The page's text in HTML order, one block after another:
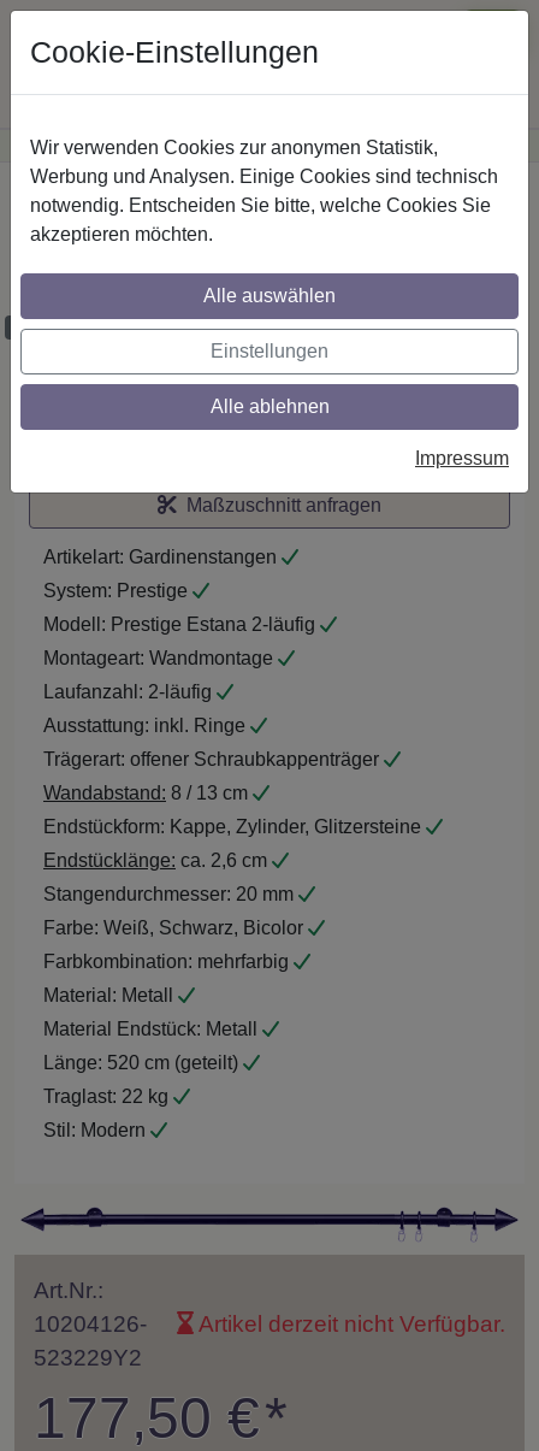
Günstige Versandkosteninnerhalb Österreichs· Sichere Zahlung
Startseite
Stilg. 20 mm 2-lfg. Prestige Estana 520
cm Weiß/Schwarz
Maßzuschnitt möglich
Maßzuschnitt anfragen
Artikelart: Gardinenstangen
System: Prestige
Modell: Prestige Estana 2-läufig
Montageart: Wandmontage
Laufanzahl: 2-läufig
Ausstattung: inkl. Ringe
Trägerart: offener Schraubkappenträger
Wandabstand: 8 / 13 cm
Endstückform: Kappe, Zylinder, Glitzersteine
Endstücklänge: ca. 2,6 cm
Stangendurchmesser: 20 mm
Farbe: Weiß, Schwarz, Bicolor
Farbkombination: mehrfarbig
Material: Metall
Material Endstück: Metall
Länge: 520 cm (geteilt)
Traglast: 22 kg
Stil: Modern
Art.Nr.:
10204126-
523229Y2
Artikel derzeit nicht Verfügbar.
177,50 €*
Cookie-Einstellungen
Wir verwenden Cookies zur anonymen Statistik,
Werbung und Analysen. Einige Cookies sind technisch
notwendig. Entscheiden Sie bitte, welche Cookies Sie
akzeptieren möchten.
Alle auswählen
Einstellungen
Alle ablehnen
Impressum